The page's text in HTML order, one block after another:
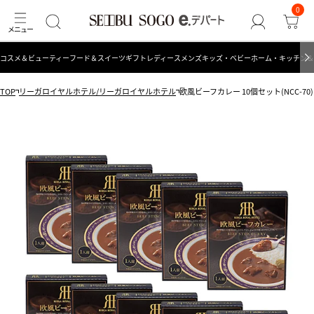
0
コスメ＆ビューティーフード＆スイーツギフト レディース メンズキッズ・ベビーホーム・キッチン
TOP リーガロイヤルホテル/リーガロイヤルホテル 欧風ビーフカレー 10個セット(NCC-70)